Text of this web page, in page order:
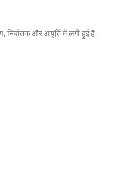
निर्यातक और आपूर्ति में लगी हुई है।